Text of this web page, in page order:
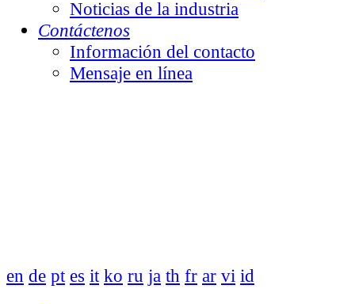
Noticias de la industria
Contáctenos
Información del contacto
Mensaje en línea
en de pt es it ko ru ja th fr ar vi id